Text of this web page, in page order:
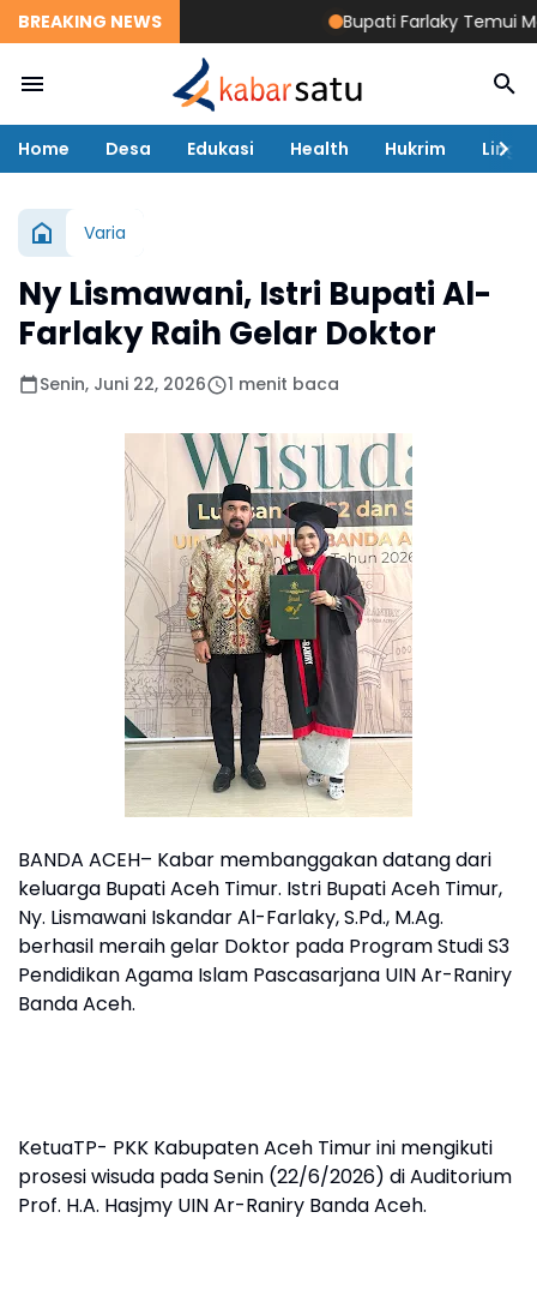
BREAKING NEWS Bupati Farlaky Temui
Home Desa Edukasi Health Hukrim
Varia
Ny Lismawani, Istri Bupati Al-
Farlaky Raih Gelar Doktor
Senin, Juni 22, 2026 1 menit baca
BANDA ACEH– Kabar membanggakan datang dari
keluarga Bupati Aceh Timur. Istri Bupati Aceh Timur,
Ny. Lismawani Iskandar Al-Farlaky, S.Pd., M.Ag.
berhasil meraih gelar Doktor pada Program Studi S3
Pendidikan Agama Islam Pascasarjana UIN Ar-Raniry
Banda Aceh.
KetuaTP- PKK Kabupaten Aceh Timur ini mengikuti
prosesi wisuda pada Senin (22/6/2026) di Auditorium
Prof. H.A. Hasjmy UIN Ar-Raniry Banda Aceh.